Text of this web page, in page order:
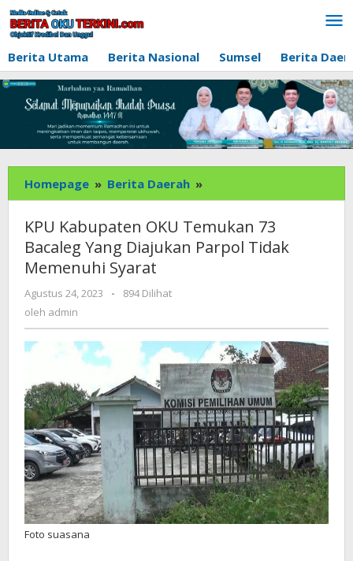
Lewati
ke
konten
Berita Utama
Berita Nasional Sumsel Berita
Homepage » Berita Daerah »
Kabupaten
OKU
Temukan
73
Tidak
Memenuhi
Syarat
KPU Kabupaten OKU Temukan 73
Bacaleg Yang Diajukan Parpol Tidak
Memenuhi Syarat
Agustus 24, 2023
oleh
-
894 Dilihat
oleh admin
Foto suasana